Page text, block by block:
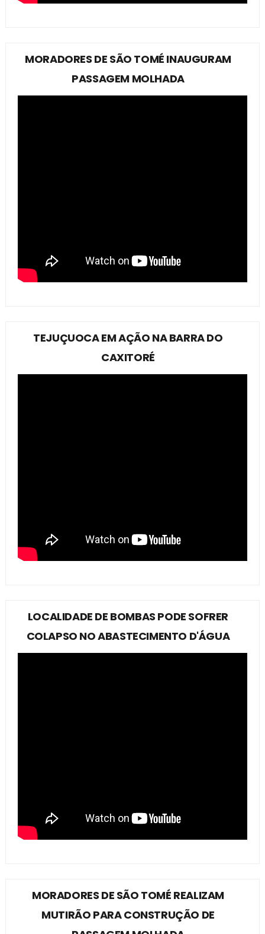
MORADORES DE SÃO TOMÉ INAUGURAM
PASSAGEM MOLHADA
TEJUÇUOCA EM AÇÃO NA BARRA DO
CAXITORÉ
LOCALIDADE DE BOMBAS PODE SOFRER
COLAPSO NO ABASTECIMENTO D'ÁGUA
MORADORES DE SÃO TOMÉ REALIZAM
MUTIRÃO PARA CONSTRUÇÃO DE